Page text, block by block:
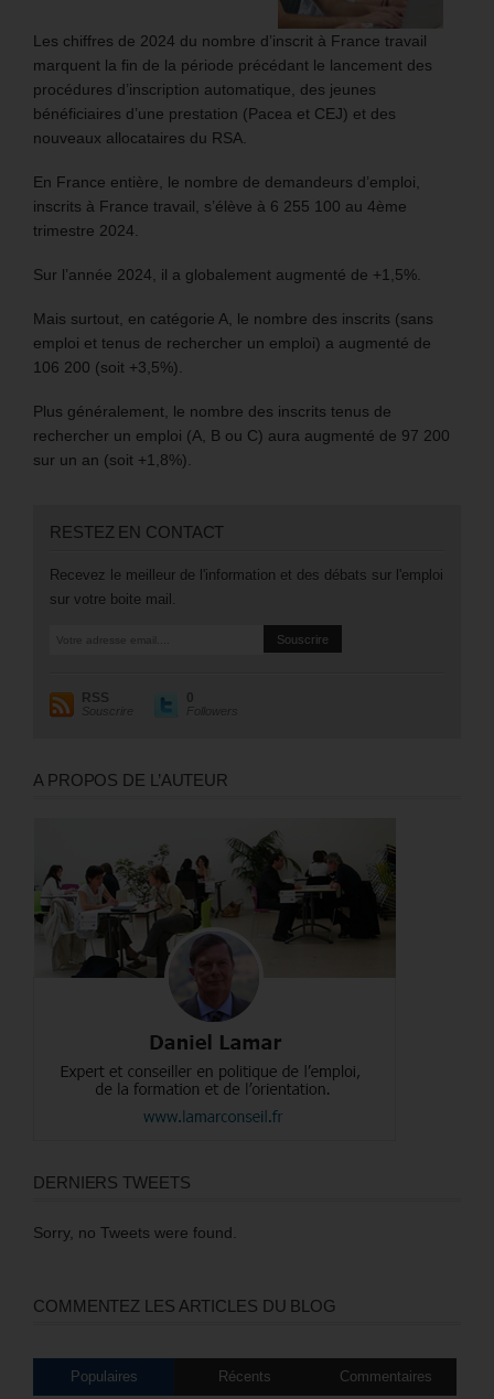
Les chiffres de 2024 du nombre d’inscrit à France travail
marquent la fin de la période précédant le lancement des
procédures d’inscription automatique, des jeunes
bénéficiaires d’une prestation (Pacea et CEJ) et des
nouveaux allocataires du RSA.
En France entière, le nombre de demandeurs d’emploi,
inscrits à France travail, s’élève à 6 255 100 au 4ème
trimestre 2024.
Sur l’année 2024, il a globalement augmenté de +1,5%.
Mais surtout, en catégorie A, le nombre des inscrits (sans
emploi et tenus de rechercher un emploi) a augmenté de
106 200 (soit +3,5%).
Plus généralement, le nombre des inscrits tenus de
rechercher un emploi (A, B ou C) aura augmenté de 97 200
sur un an (soit +1,8%).
RESTEZ EN CONTACT
Recevez le meilleur de l'information et des débats sur l'emploi
sur votre boite mail.
RSS
Souscrire
0
Followers
A PROPOS DE L’AUTEUR
DERNIERS TWEETS
Sorry, no Tweets were found.
COMMENTEZ LES ARTICLES DU BLOG
Populaires Récents Commentaires